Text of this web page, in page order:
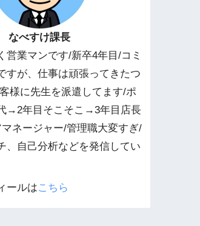
なべすけ課長
営業マンです/新卒4年目/コミ
すが、仕事は頑張ってきたつ
様に先生を派遣してます/ポ
→2年目そこそこ→3年目店長
ネージャー/管理職大変すぎ/
、自己分析などを発信してい
ールはこちら